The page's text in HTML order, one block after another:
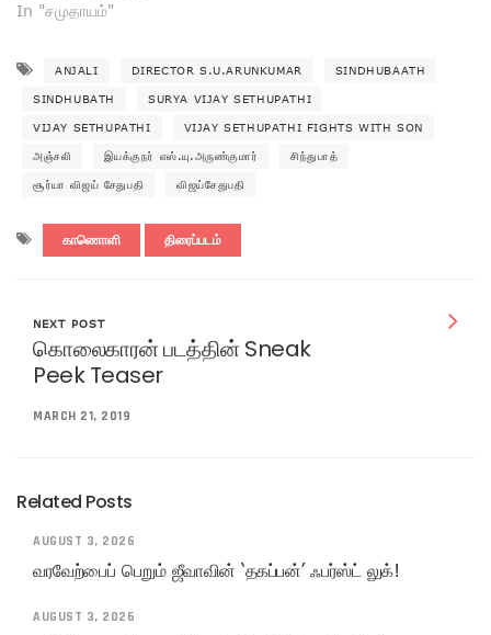
In "சமுதாயம்"
ANJALI DIRECTOR S.U.ARUNKUMAR SINDHUBAATH
SINDHUBATH SURYA VIJAY SETHUPATHI
VIJAY SETHUPATHI VIJAY SETHUPATHI FIGHTS WITH SON
அஞ்சலி இயக்குநர் எஸ்.யு.அருண்குமார் சிந்துபாத்
சூர்யா விஜய் சேதுபதி விஜய்சேதுபதி
காணொளி திரைப்படம்
NEXT POST
கொலைகாரன் படத்தின் Sneak
Peek Teaser
MARCH 21, 2019
Related Posts
AUGUST 3, 2026
வரவேற்பைப் பெறும் ஜீவாவின் ‘தகப்பன்’ ஃபர்ஸ்ட் லுக்!
AUGUST 3, 2026